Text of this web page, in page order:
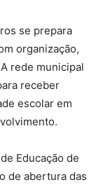
se prepara
organização,
rede municipal
receber
escolar em
Educação de
de abertura das